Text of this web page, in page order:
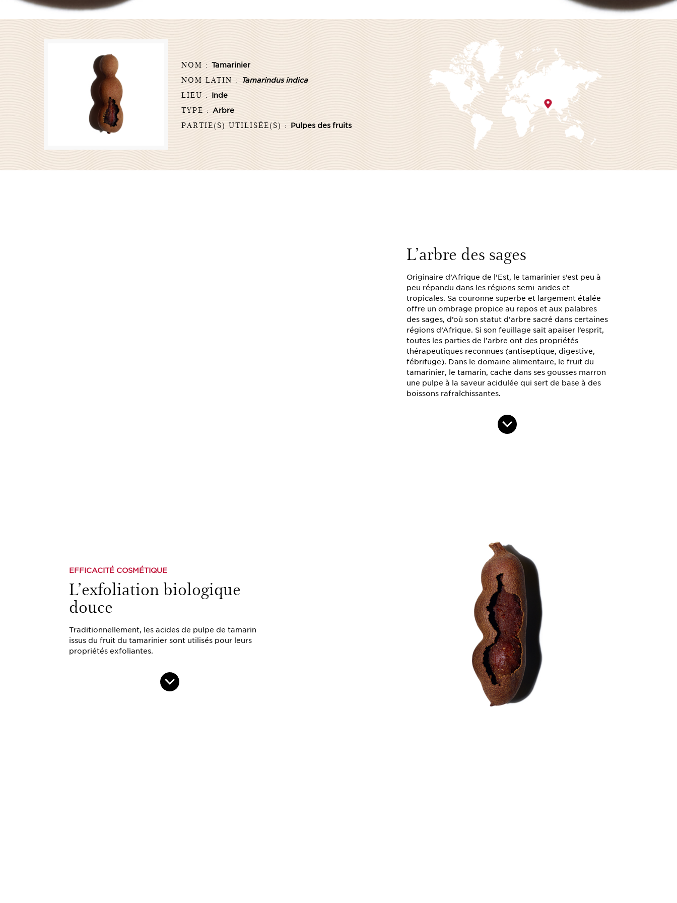
NOM : Tamarinier
NOM LATIN : Tamarindus indica
LIEU : Inde
TYPE : Arbre
PARTIE(S) UTILISÉE(S) : Pulpes des fruits
L’arbre des sages
Originaire d’Afrique de l’Est, le tamarinier s’est peu à
peu répandu dans les régions semi-arides et
tropicales. Sa couronne superbe et largement étalée
offre un ombrage propice au repos et aux palabres
des sages, d’où son statut d’arbre sacré dans certaines
régions d’Afrique. Si son feuillage sait apaiser l’esprit,
toutes les parties de l’arbre ont des propriétés
thérapeutiques reconnues (antiseptique, digestive,
fébrifuge). Dans le domaine alimentaire, le fruit du
tamarinier, le tamarin, cache dans ses gousses marron
une pulpe à la saveur acidulée qui sert de base à des
boissons rafraîchissantes.
EFFICACITÉ COSMÉTIQUE
L’exfoliation biologique
douce
Traditionnellement, les acides de pulpe de tamarin
issus du fruit du tamarinier sont utilisés pour leurs
propriétés exfoliantes.